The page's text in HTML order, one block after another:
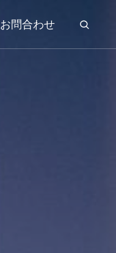
お問合わせ